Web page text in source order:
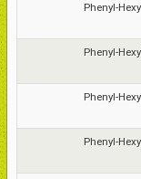
Phenyl-
Phenyl-
Phenyl-
Phenyl-